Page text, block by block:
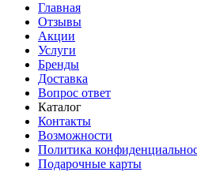
Главная
Отзывы
Акции
Услуги
Бренды
Доставка
Вопрос ответ
Каталог
Контакты
Возможности
Политика
Подарочные карты